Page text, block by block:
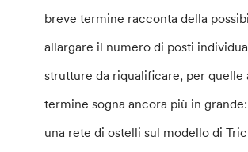
breve termine racconta della
allargare il numero di posti
strutture da riqualificare, per quelle
termine sogna ancora più in
una rete di ostelli sul modello di